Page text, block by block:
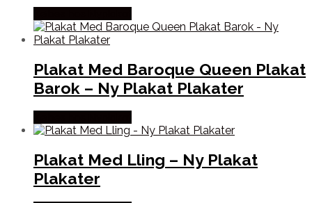
Plakat Med Baroque Queen Plakat
Barok – Ny Plakat Plakater
Plakat Med Lling – Ny Plakat
Plakater